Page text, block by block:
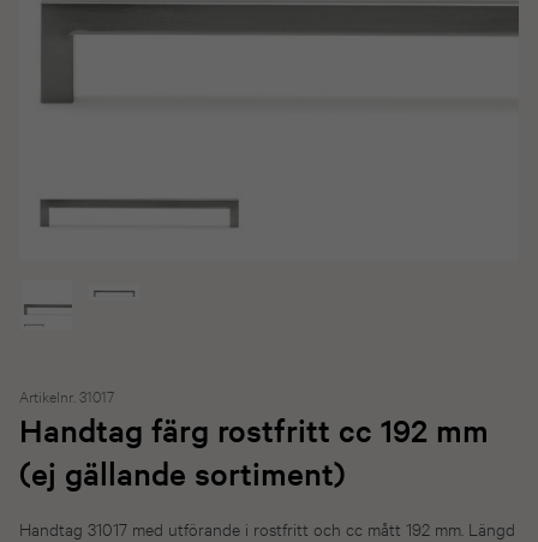
Artikelnr. 31017
Handtag färg rostfritt cc 192 mm
(ej gällande sortiment)
Handtag 31017 med utförande i rostfritt och cc mått 192 mm. Längd